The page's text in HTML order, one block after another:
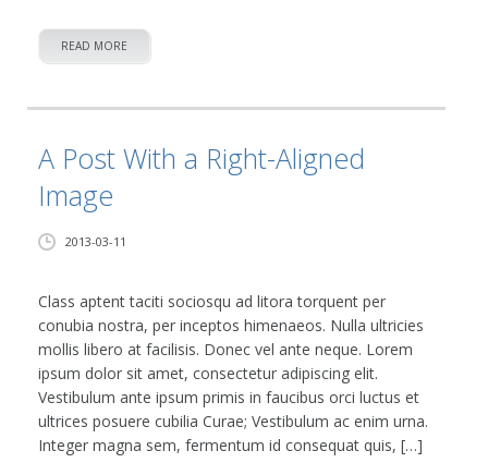
READ MORE
A Post With a Right-Aligned
Image
2013-03-11
Class aptent taciti sociosqu ad litora torquent per
conubia nostra, per inceptos himenaeos. Nulla ultricies
mollis libero at facilisis. Donec vel ante neque. Lorem
ipsum dolor sit amet, consectetur adipiscing elit.
Vestibulum ante ipsum primis in faucibus orci luctus et
ultrices posuere cubilia Curae; Vestibulum ac enim urna.
Integer magna sem, fermentum id consequat quis, […]